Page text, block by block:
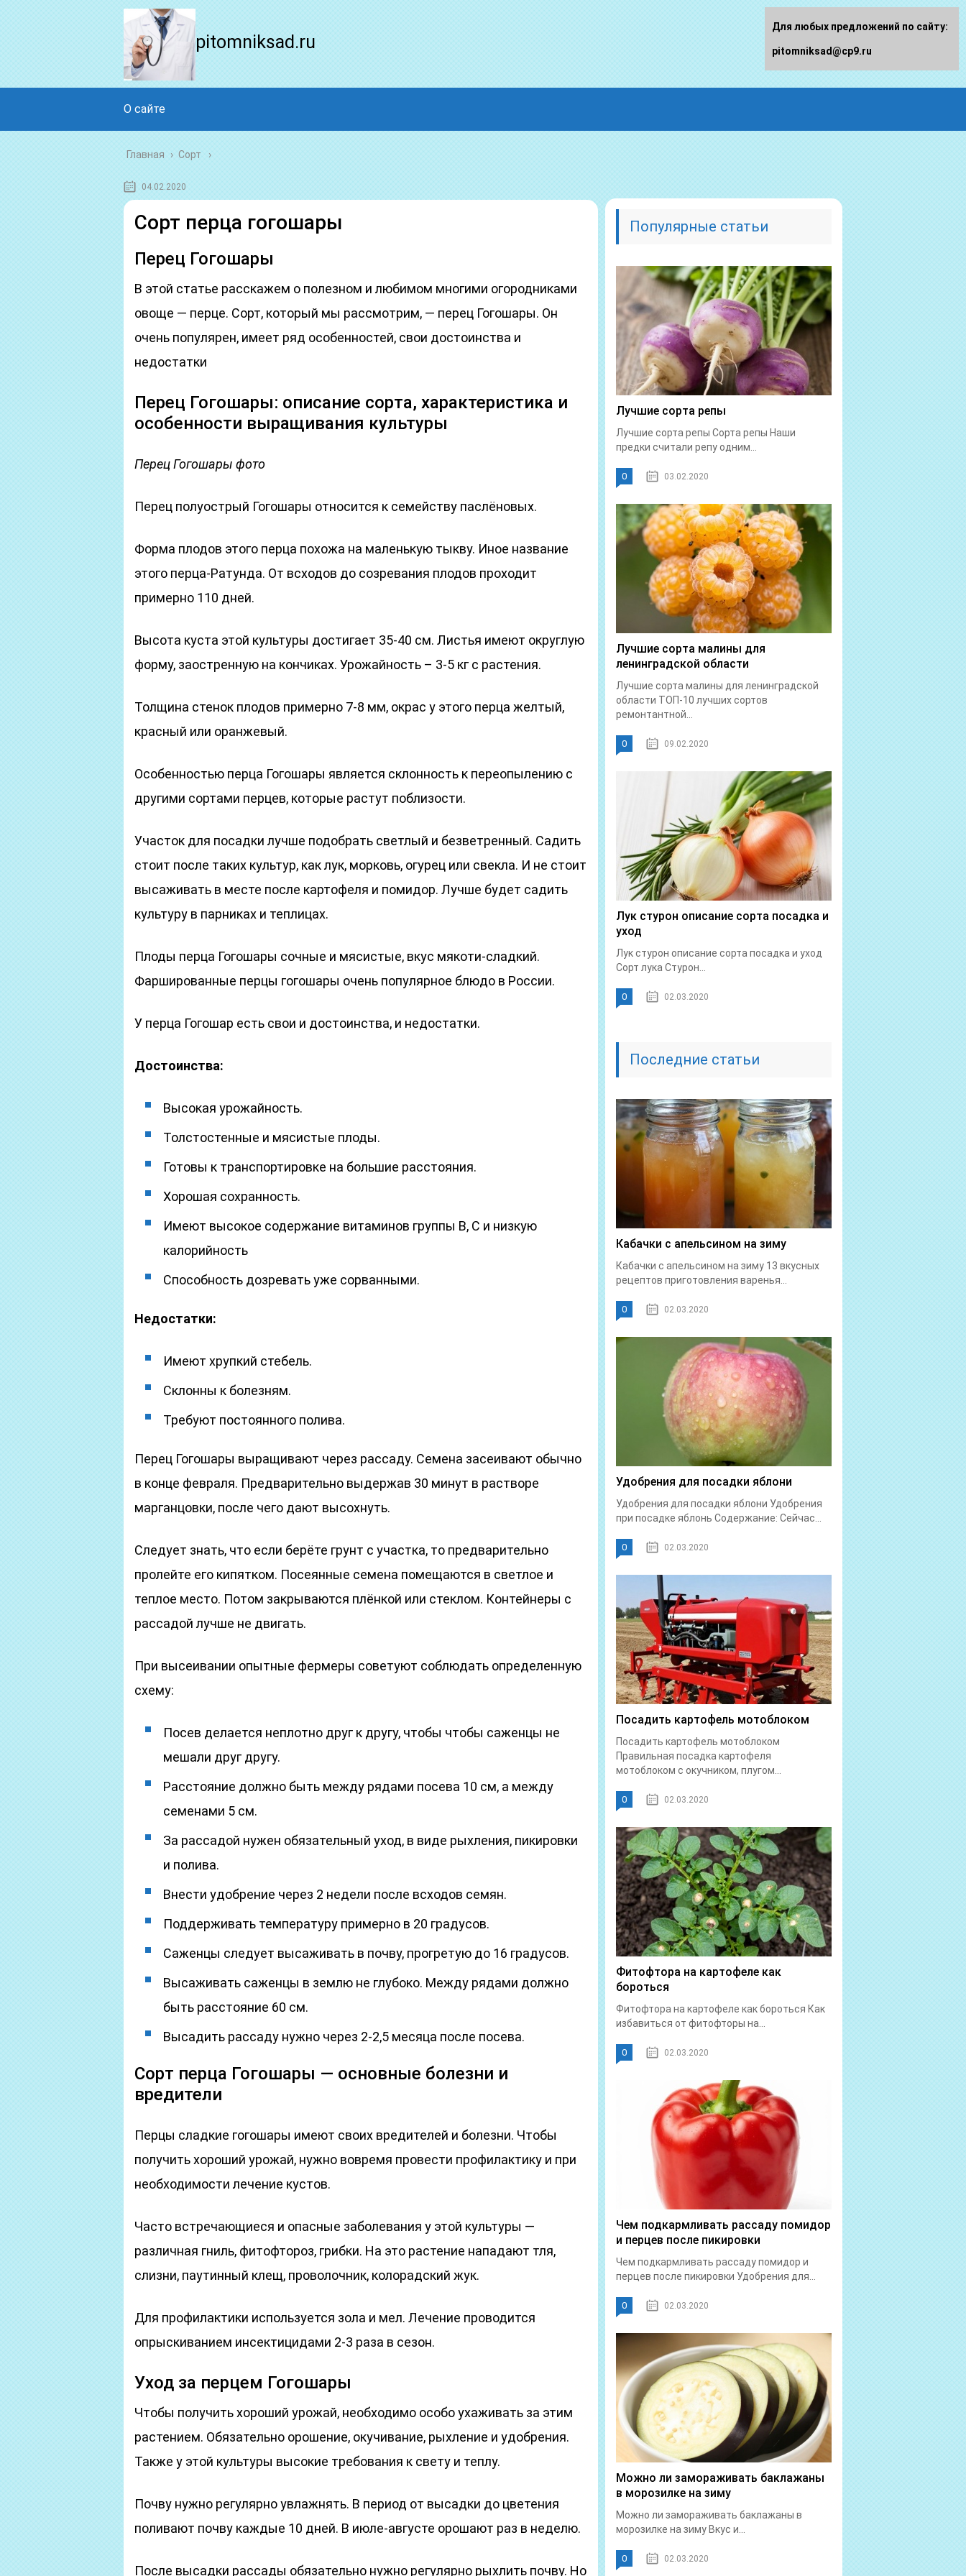
pitomniksad.ru
О сайте
Главная › Сорт
04.02.2020
Сорт перца гогошары
Перец Гогошары
В этой статье расскажем о полезном и любимом многими огородниками
овоще — перце. Сорт, который мы рассмотрим, — перец Гогошары. Он
очень популярен, имеет ряд особенностей, свои достоинства и
недостатки
Перец Гогошары: описание сорта, характеристика и
особенности выращивания культуры
Перец Гогошары фото
Перец полуострый Гогошары относится к семейству паслёновых.
Форма плодов этого перца похожа на маленькую тыкву. Иное название
этого перца-Ратунда. От всходов до созревания плодов проходит
примерно 110 дней.
Высота куста этой культуры достигает 35-40 см. Листья имеют округлую
форму, заостренную на кончиках. Урожайность – 3-5 кг с растения.
Толщина стенок плодов примерно 7-8 мм, окрас у этого перца желтый,
красный или оранжевый.
Особенностью перца Гогошары является склонность к переопылению с
другими сортами перцев, которые растут поблизости.
Участок для посадки лучше подобрать светлый и безветренный. Садить
стоит после таких культур, как лук, морковь, огурец или свекла. И не стоит
высаживать в месте после картофеля и помидор. Лучше будет садить
культуру в парниках и теплицах.
Плоды перца Гогошары сочные и мясистые, вкус мякоти-сладкий.
Фаршированные перцы гогошары очень популярное блюдо в России.
У перца Гогошар есть свои и достоинства, и недостатки.
Достоинства:
Высокая урожайность.
Толстостенные и мясистые плоды.
Готовы к транспортировке на большие расстояния.
Хорошая сохранность.
Имеют высокое содержание витаминов группы В, С и низкую
калорийность
Способность дозревать уже сорванными.
Недостатки:
Имеют хрупкий стебель.
Склонны к болезням.
Требуют постоянного полива.
Перец Гогошары выращивают через рассаду. Семена засеивают обычно
в конце февраля. Предварительно выдержав 30 минут в растворе
марганцовки, после чего дают высохнуть.
Следует знать, что если берёте грунт с участка, то предварительно
пролейте его кипятком. Посеянные семена помещаются в светлое и
теплое место. Потом закрываются плёнкой или стеклом. Контейнеры с
рассадой лучше не двигать.
При высеивании опытные фермеры советуют соблюдать определенную
схему:
Посев делается неплотно друг к другу, чтобы чтобы саженцы не
мешали друг другу.
Расстояние должно быть между рядами посева 10 см, а между
семенами 5 см.
За рассадой нужен обязательный уход, в виде рыхления, пикировки
и полива.
Внести удобрение через 2 недели после всходов семян.
Поддерживать температуру примерно в 20 градусов.
Саженцы следует высаживать в почву, прогретую до 16 градусов.
Высаживать саженцы в землю не глубоко. Между рядами должно
быть расстояние 60 см.
Высадить рассаду нужно через 2-2,5 месяца после посева.
Сорт перца Гогошары — основные болезни и
вредители
Перцы сладкие гогошары имеют своих вредителей и болезни. Чтобы
получить хороший урожай, нужно вовремя провести профилактику и при
необходимости лечение кустов.
Часто встречающиеся и опасные заболевания у этой культуры —
различная гниль, фитофтороз, грибки. На это растение нападают тля,
слизни, паутинный клещ, проволочник, колорадский жук.
Для профилактики используется зола и мел. Лечение проводится
опрыскиванием инсектицидами 2-3 раза в сезон.
Уход за перцем Гогошары
Чтобы получить хороший урожай, необходимо особо ухаживать за этим
растением. Обязательно орошение, окучивание, рыхление и удобрения.
Также у этой культуры высокие требования к свету и теплу.
Почву нужно регулярно увлажнять. В период от высадки до цветения
поливают почву каждые 10 дней. В июле-августе орошают раз в неделю.
После высадки рассады обязательно нужно регулярно рыхлить почву. Но
Популярные статьи
Лучшие сорта репы
Лучшие сорта репы Сорта репы Наши
предки считали репу одним...
0 03.02.2020
Лучшие сорта малины для
ленинградской области
Лучшие сорта малины для ленинградской
области ТОП-10 лучших сортов
ремонтантной...
0 09.02.2020
Лук стурон описание сорта посадка и
уход
Лук стурон описание сорта посадка и уход
Сорт лука Стурон...
0 02.03.2020
Последние статьи
Кабачки с апельсином на зиму
Кабачки с апельсином на зиму 13 вкусных
рецептов приготовления варенья...
0 02.03.2020
Удобрения для посадки яблони
Удобрения для посадки яблони Удобрения
при посадке яблонь Содержание: Сейчас...
0 02.03.2020
Посадить картофель мотоблоком
Посадить картофель мотоблоком
Правильная посадка картофеля
мотоблоком с окучником, плугом...
0 02.03.2020
Фитофтора на картофеле как
бороться
Фитофтора на картофеле как бороться Как
избавиться от фитофторы на...
0 02.03.2020
Чем подкармливать рассаду помидор
и перцев после пикировки
Чем подкармливать рассаду помидор и
перцев после пикировки Удобрения для...
0 02.03.2020
Можно ли замораживать баклажаны
в морозилке на зиму
Можно ли замораживать баклажаны в
морозилке на зиму Вкус и...
0 02.03.2020
Для любых предложений по сайту:
pitomniksad@cp9.ru